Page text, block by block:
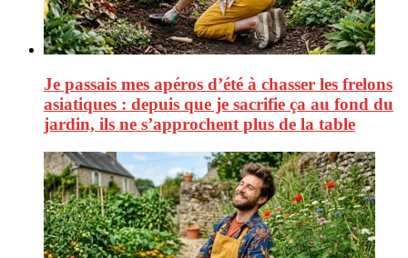
Je passais mes apéros d’été à chasser les frelons
asiatiques : depuis que je sacrifie ça au fond du
jardin, ils ne s’approchent plus de la table